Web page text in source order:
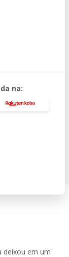
na:
deixou em um